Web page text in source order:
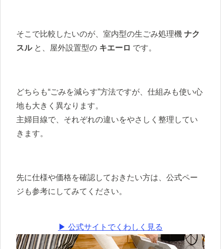
そこで比較したいのが、室内型の生ごみ処理機 ナク
スルと、屋外設置型の キエーロ です。
どちらも“ごみを減らす”方法ですが、仕組みも使い心
地も大きく異なります。
主婦目線で、それぞれの違いをやさしく整理してい
きます。
先に仕様や価格を確認しておきたい方は、公式ペー
ジも参考にしてみてください。
▶︎ 公式サイトでくわしく見る